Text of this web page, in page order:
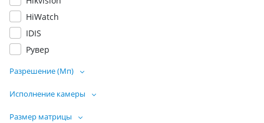
HiWatch
IDIS
Рувер
Разрешение (Мп)
Исполнение камеры
Размер матрицы